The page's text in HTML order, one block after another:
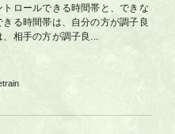
ロールできる時間帯と、できな
る時間帯は、自分の方が調子良
相手の方が調子良...